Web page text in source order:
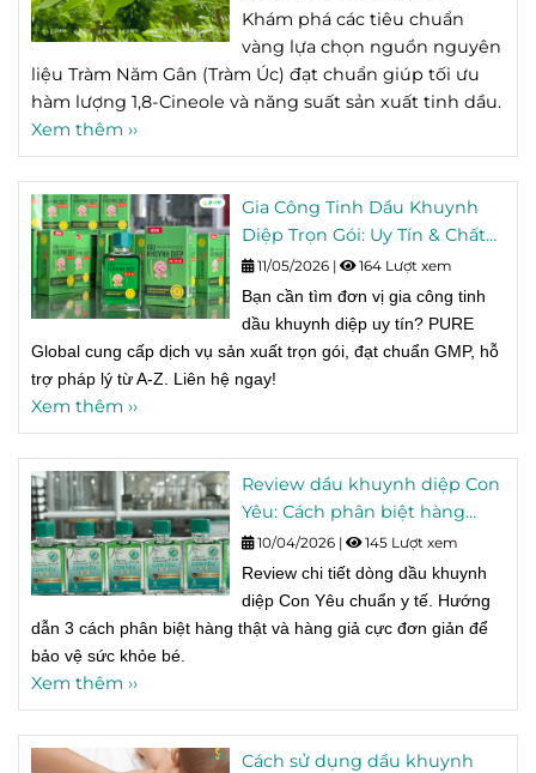
Tinh Dầu
Khám phá các tiêu chuẩn
vàng lựa chọn nguồn nguyên
liệu Tràm Năm Gân (Tràm Úc) đạt chuẩn giúp tối ưu
hàm lượng 1,8-Cineole và năng suất sản xuất tinh dầu.
Xem thêm ››
Gia Công Tinh Dầu Khuynh
Diệp Trọn Gói: Uy Tín & Chất
Lượng Tại PURE Global
11/05/2026 | 164 Lượt xem
Bạn cần tìm đơn vị gia công tinh
dầu khuynh diệp uy tín? PURE
Global cung cấp dịch vụ sản xuất trọn gói, đạt chuẩn GMP, hỗ
trợ pháp lý từ A-Z. Liên hệ ngay!
Xem thêm ››
Review dầu khuynh diệp Con
Yêu: Cách phân biệt hàng
thật và hàng giả.
10/04/2026 | 145 Lượt xem
Review chi tiết dòng dầu khuynh
diệp Con Yêu chuẩn y tế. Hướng
dẫn 3 cách phân biệt hàng thật và hàng giả cực đơn giản để
bảo vệ sức khỏe bé.
Xem thêm ››
Cách sử dụng dầu khuynh